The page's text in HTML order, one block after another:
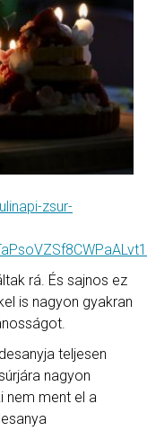
zsur-
rá. És sajnos ez
is nagyon gyakran
teljesen
nagyon
nem ment el a